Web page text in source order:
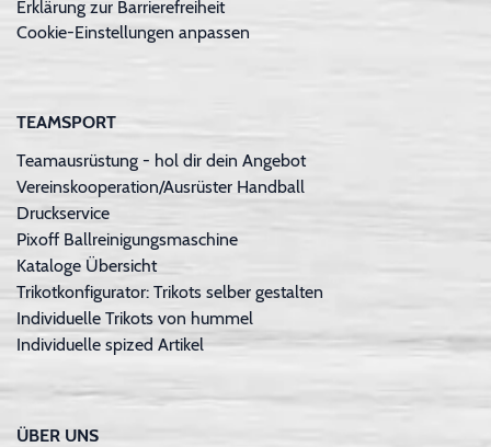
Erklärung zur Barrierefreiheit
Cookie-Einstellungen anpassen
TEAMSPORT
Teamausrüstung - hol dir dein Angebot
Vereinskooperation/Ausrüster Handball
Druckservice
Pixoff Ballreinigungsmaschine
Kataloge Übersicht
Trikotkonfigurator: Trikots selber gestalten
Individuelle Trikots von hummel
Individuelle spized Artikel
ÜBER UNS